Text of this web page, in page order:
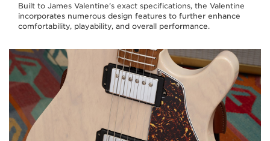
Built to James Valentine’s exact specifications, the Valentine
incorporates numerous design features to further enhance
comfortability, playability, and overall performance.